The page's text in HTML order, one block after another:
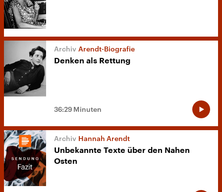
Arendt-Biografie
Denken als Rettung
36:29 Minuten
Hannah Arendt
Unbekannte Texte über den Nahen
Osten